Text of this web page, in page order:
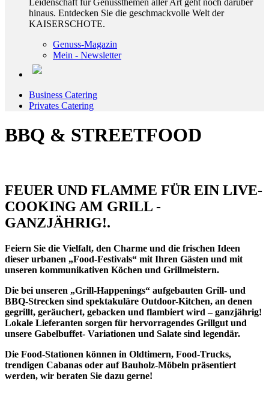
Leidenschaft für Genussthemen aller Art geht noch darüber
hinaus. Entdecken Sie die geschmackvolle Welt der
KAISERSCHOTE.
Genuss-Magazin
Mein - Newsletter
Business Catering
Privates Catering
BBQ & STREETFOOD
FEUER UND FLAMME FÜR EIN LIVE-
COOKING AM GRILL -
GANZJÄHRIG!.
Feiern Sie die Vielfalt, den Charme und die frischen Ideen
dieser urbanen „Food-Festivals“ mit Ihren Gästen und mit
unseren kommunikativen Köchen und Grillmeistern.
Die bei unseren „Grill-Happenings“ aufgebauten Grill- und
BBQ-Strecken sind spektakuläre Outdoor-Kitchen, an denen
gegrillt, geräuchert, gebacken und flambiert wird – ganzjährig!
Lokale Lieferanten sorgen für hervorragendes Grillgut und
unsere Gabelbuffet- Variationen und Salate sind legendär.
Die Food-Stationen können in Oldtimern, Food-Trucks,
trendigen Cabanas oder auf Bauholz-Möbeln präsentiert
werden, wir beraten Sie dazu gerne!